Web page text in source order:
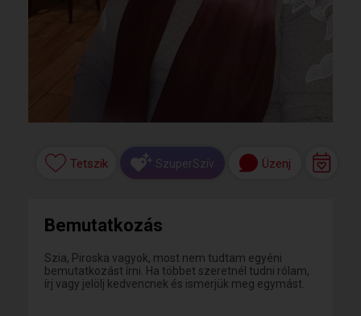
Tetszik SzuperSzív Üzenj
Bemutatkozás
Szia, Piroska vagyok, most nem tudtam egyéni
bemutatkozást írni. Ha többet szeretnél tudni rólam,
írj vagy jelölj kedvencnek és ismerjük meg egymást.